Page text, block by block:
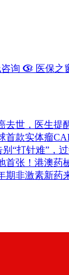
询  医保之
去世，医生提
首款实体瘤
别“打针难”，
首张！港澳药
期非激素新药